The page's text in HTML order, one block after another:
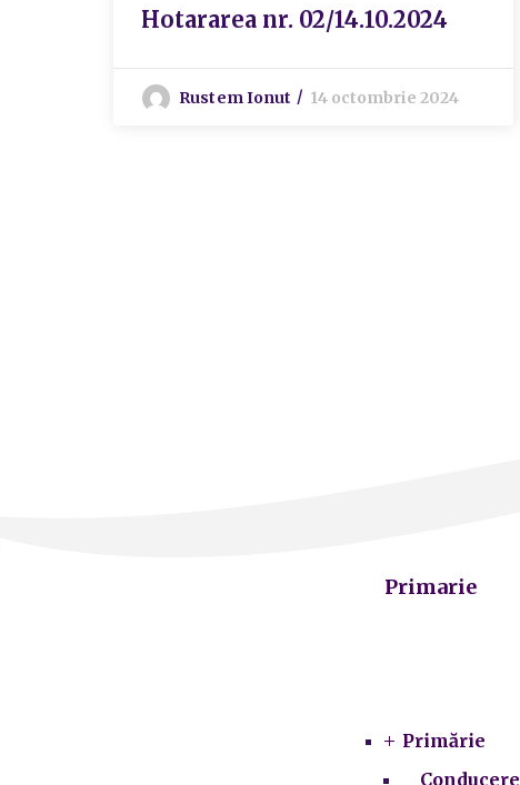
Hotararea nr. 02/14.10.2024
Rustem Ionut 14 octombrie 2024
Primarie
Primărie
Conducere